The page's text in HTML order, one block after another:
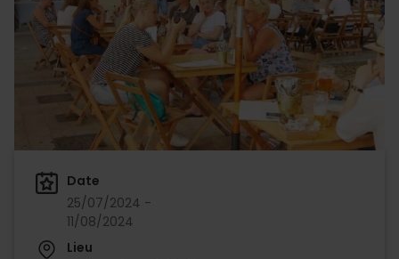
Date
25/07/2024 -
11/08/2024
Lieu